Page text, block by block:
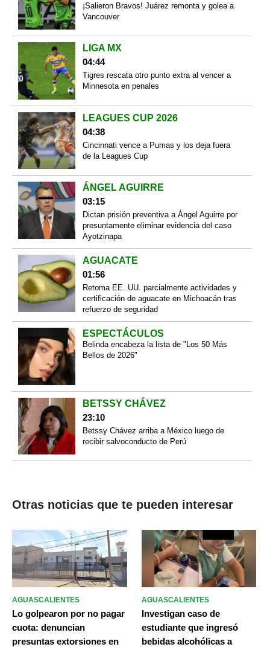
¡Salieron Bravos! Juárez remonta y golea a
Vancouver
LIGA MX
04:44
Tigres rescata otro punto extra al vencer a
Minnesota en penales
LEAGUES CUP 2026
04:38
Cincinnati vence a Pumas y los deja fuera
de la Leagues Cup
ÁNGEL AGUIRRE
03:15
Dictan prisión preventiva a Ángel Aguirre por
presuntamente eliminar evidencia del caso
Ayotzinapa
AGUACATE
01:56
Retoma EE. UU. parcialmente actividades y
certificación de aguacate en Michoacán tras
refuerzo de seguridad
ESPECTÁCULOS
Belinda encabeza la lista de "Los 50 Más
Bellos de 2026"
BETSSY CHÁVEZ
23:10
Betssy Chávez arriba a México luego de
recibir salvoconducto de Perú
Otras noticias que te pueden interesar
AGUASCALIENTES
Lo golpearon por no pagar
cuota: denuncian
presuntas extorsiones en
AGUASCALIENTES
Investigan caso de
estudiante que ingresó
bebidas alcohólicas a